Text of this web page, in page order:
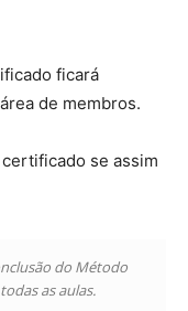
ficará
de membros.
se assim
do Método
as aulas.